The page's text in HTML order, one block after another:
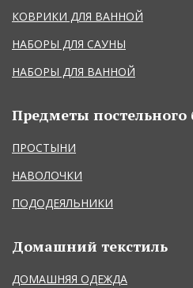
КОВРИКИ ДЛЯ ВАННОЙ
НАБОРЫ ДЛЯ САУНЫ
НАБОРЫ ДЛЯ ВАННОЙ
Предметы постельного
ПРОСТЫНИ
НАВОЛОЧКИ
ПОДОДЕЯЛЬНИКИ
Домашний текстиль
ДОМАШНЯЯ ОДЕЖДА